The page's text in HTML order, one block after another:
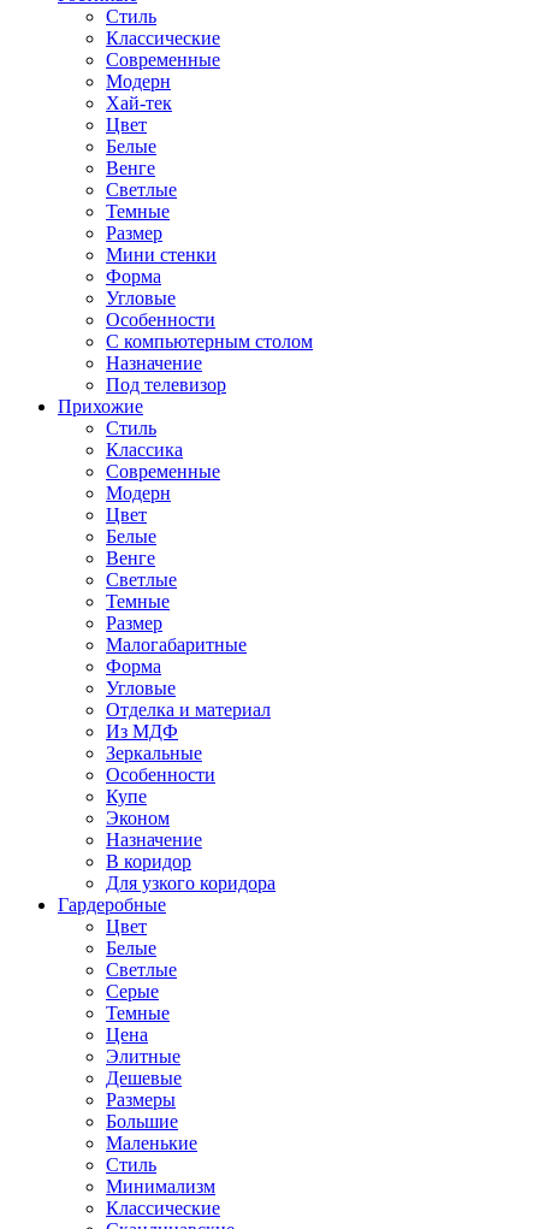
Стиль
Классические
Современные
Модерн
Хай-тек
Цвет
Белые
Венге
Светлые
Темные
Размер
Мини стенки
Форма
Угловые
Особенности
С компьютерным столом
Назначение
Под телевизор
Прихожие
Стиль
Классика
Современные
Модерн
Цвет
Белые
Венге
Светлые
Темные
Размер
Малогабаритные
Форма
Угловые
Отделка и материал
Из МДФ
Зеркальные
Особенности
Купе
Эконом
Назначение
В коридор
Для узкого коридора
Гардеробные
Цвет
Белые
Светлые
Серые
Темные
Цена
Элитные
Дешевые
Размеры
Большие
Маленькие
Стиль
Минимализм
Классические